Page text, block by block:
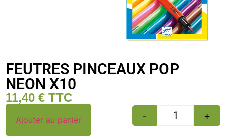
FEUTRES PINCEAUX POP
NEON X10
11,40€ TTC
- +
Ajouter au panier